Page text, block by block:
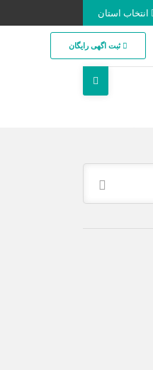
ثبت اگهی رایگان